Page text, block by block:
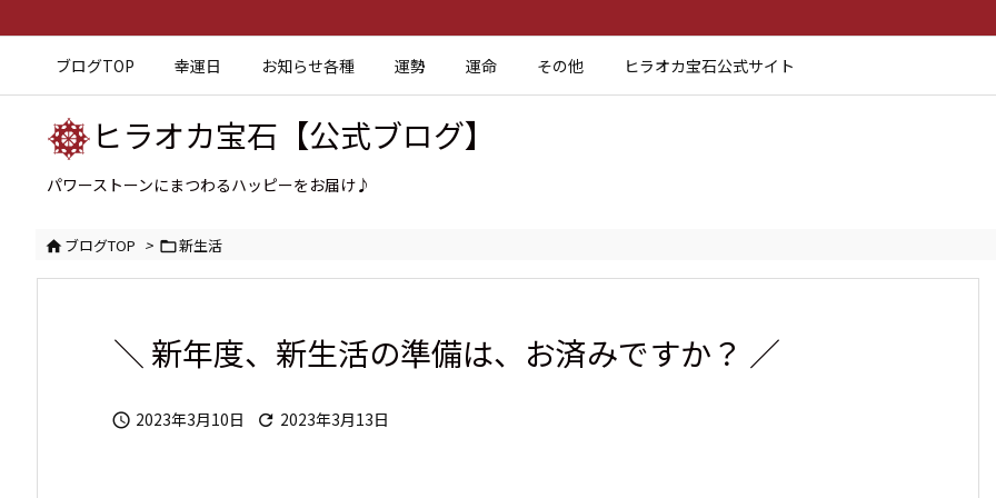
ブログTOP 幸運日 お知らせ各種 運勢 運命 その他 ヒラオカ宝石公式サイト
ヒラオカ宝石【公式ブログ】
パワーストーンにまつわるハッピーをお届け♪
ブログTOP > 新生活
＼ 新年度、新生活の準備は、お済みですか？ ／
 2023年3月10日  2023年3月13日